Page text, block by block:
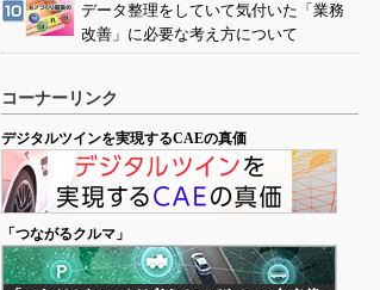
データ整理をしていて気付いた「業務
改善」に必要な考え方について
コーナーリンク
デジタルツインを実現するCAEの真価
「つながるクルマ」